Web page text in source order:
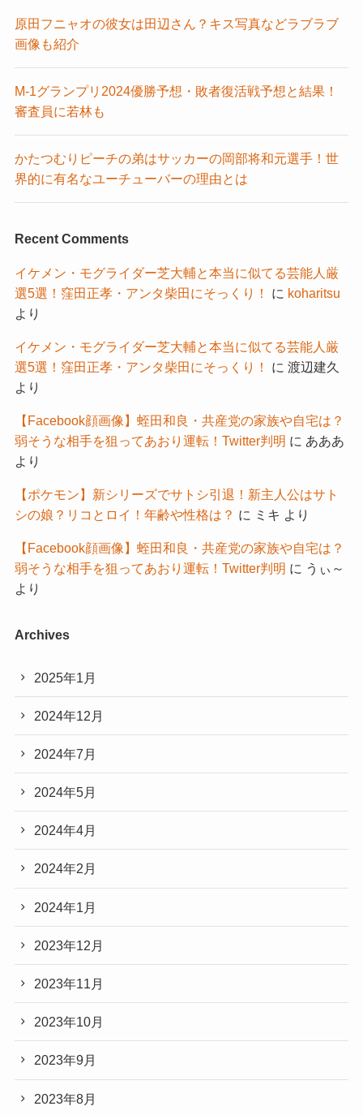
原田フニャオの彼女は田辺さん？キス写真などラブラブ
画像も紹介
M-1グランプリ2024優勝予想・敗者復活戦予想と結果！
審査員に若林も
かたつむりピーチの弟はサッカーの岡部将和元選手！世
界的に有名なユーチューバーの理由とは
Recent Comments
イケメン・モグライダー芝大輔と本当に似てる芸能人厳
選5選！窪田正孝・アンタ柴田にそっくり！
に koharitsu
より
イケメン・モグライダー芝大輔と本当に似てる芸能人厳
選5選！窪田正孝・アンタ柴田にそっくり！
に 渡辺建久
より
【Facebook顔画像】蛭田和良・共産党の家族や自宅は？
弱そうな相手を狙ってあおり運転！Twitter判明 に あああ
より
【ポケモン】新シリーズでサトシ引退！新主人公はサト
シの娘？リコとロイ！年齢や性格は？ に ミキ より
【Facebook顔画像】蛭田和良・共産党の家族や自宅は？
弱そうな相手を狙ってあおり運転！Twitter判明 に うぃ～
より
Archives
2025年1月
2024年12月
2024年7月
2024年5月
2024年4月
2024年2月
2024年1月
2023年12月
2023年11月
2023年10月
2023年9月
2023年8月